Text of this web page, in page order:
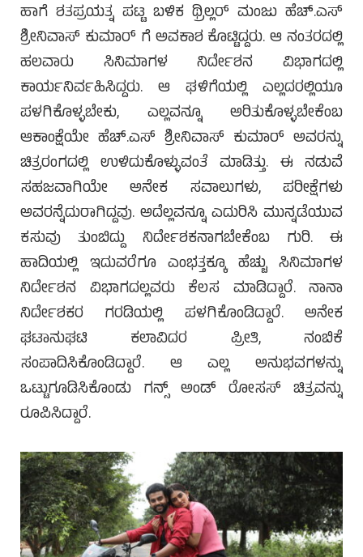
ಹಾಗೆ ಶತಪ್ರಯತ್ನ ಪಟ್ಟ ಬಳಿಕ ಥ್ರಿಲ್ಲರ್ ಮಂಜು ಹೆಚ್.ಎಸ್
ಶ್ರೀನಿವಾಸ್ ಕುಮಾರ್ ಗೆ ಅವಕಾಶ ಕೊಟ್ಟಿದ್ದರು. ಆ ನಂತರದಲ್ಲಿ
ಹಲವಾರು ಸಿನಿಮಾಗಳ ನಿರ್ದೇಶನ ವಿಭಾಗದಲ್ಲಿ
ಕಾರ್ಯನಿರ್ವಹಿಸಿದ್ದರು. ಆ ಘಳಿಗೆಯಲ್ಲಿ ಎಲ್ಲದರಲ್ಲಿಯೂ
ಪಳಗಿಕೊಳ್ಳಬೇಕು, ಎಲ್ಲವನ್ನೂ ಅರಿತುಕೊಳ್ಳಬೇಕೆಂಬ
ಆಕಾಂಕ್ಷೆಯೇ ಹೆಚ್.ಎಸ್ ಶ್ರೀನಿವಾಸ್ ಕುಮಾರ್ ಅವರನ್ನು
ಚಿತ್ರರಂಗದಲ್ಲಿ ಉಳಿದುಕೊಳ್ಳುವಂತೆ ಮಾಡಿತ್ತು. ಈ ನಡುವೆ
ಸಹಜವಾಗಿಯೇ ಅನೇಕ ಸವಾಲುಗಳು, ಪರೀಕ್ಷೆಗಳು
ಅವರನ್ನೆದುರಾಗಿದ್ದವು. ಅದೆಲ್ಲವನ್ನೂ ಎದುರಿಸಿ ಮುನ್ನಡೆಯುವ
ಕಸುವು ತುಂಬಿದ್ದು ನಿರ್ದೇಶಕನಾಗಬೇಕೆಂಬ ಗುರಿ. ಈ
ಹಾದಿಯಲ್ಲಿ ಇದುವರೆಗೂ ಎಂಭತ್ತಕ್ಕೂ ಹೆಚ್ಚು ಸಿನಿಮಾಗಳ
ನಿರ್ದೇಶನ ವಿಭಾಗದಲ್ಲವರು ಕೆಲಸ ಮಾಡಿದ್ದಾರೆ. ನಾನಾ
ನಿರ್ದೇಶಕರ ಗರಡಿಯಲ್ಲಿ ಪಳಗಿಕೊಂಡಿದ್ದಾರೆ. ಅನೇಕ
ಘಟಾನುಘಟಿ ಕಲಾವಿದರ ಪ್ರೀತಿ, ನಂಬಿಕೆ
ಸಂಪಾದಿಸಿಕೊಂಡಿದ್ದಾರೆ. ಆ ಎಲ್ಲ ಅನುಭವಗಳನ್ನು
ಒಟ್ಟುಗೂಡಿಸಿಕೊಂಡು ಗನ್ಸ್ ಅಂಡ್ ರೋಸಸ್ ಚಿತ್ರವನ್ನು
ರೂಪಿಸಿದ್ದಾರೆ.